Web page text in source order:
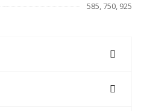
585, 750, 925